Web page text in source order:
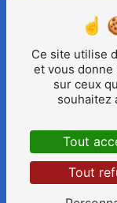
Electricité
Tableautier
Câblage
Machine
Ilot Robotisé
Armoire
© Vistalid-
Mentions
Ce site utilise
et vous donne
sur ceux
souhaitez
Tout
Tout